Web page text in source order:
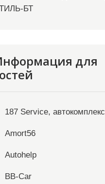
БТ
для
187 Service, автокомплекс
Amort56
Autohelp
BB-Car